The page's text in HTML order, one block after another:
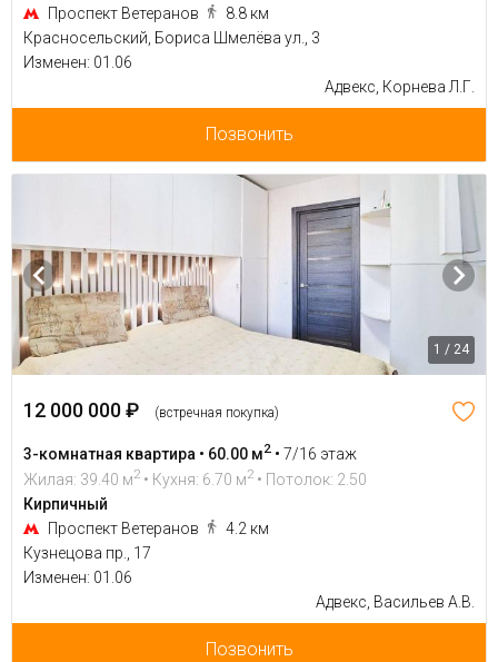
Проспект Ветеранов
8.8 км
Красносельский, Бориса Шмелёва ул., 3
Изменен: 01.06
Адвекс, Корнева Л.Г.
Позвонить
1 / 24
12 000 000 ₽ (встречная покупка)
3-комнатная квартира • 60.00 м2 • 7/16 этаж
Жилая: 39.40 м2 • Кухня: 6.70 м2 • Потолок: 2.50
Кирпичный
Проспект Ветеранов
4.2 км
Кузнецова пр., 17
Изменен: 01.06
Адвекс, Васильев А.В.
Позвонить